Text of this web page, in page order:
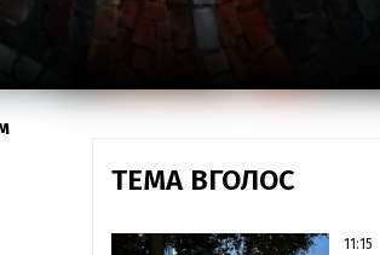
ТЕМА ВГОЛОС
11:15